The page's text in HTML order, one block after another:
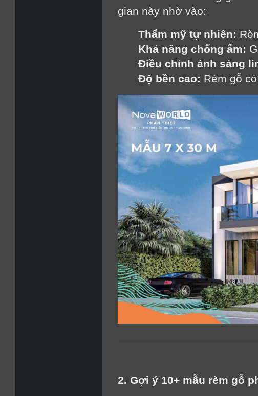
gian này nhờ vào:
Thẩm mỹ tự nhiên:
Khả năng chống ẩm:
Điều chỉnh ánh sáng
Độ bền cao: Rèm gỗ
2. Gợi ý 10+ mẫu rèm gỗ